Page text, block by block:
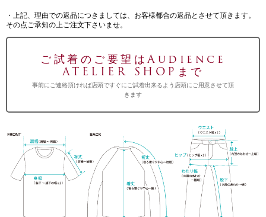
・上記、理由での返品につきましては、お客様都合の返品とさせて頂きます。
その点ご承知の上ご注文下さいませ。
ご試着のご要望はAudience
ATELIER SHOPまで
事前にご連絡頂ければ店頭ですぐにご試着出来るよう店頭にご用意させて頂
きます